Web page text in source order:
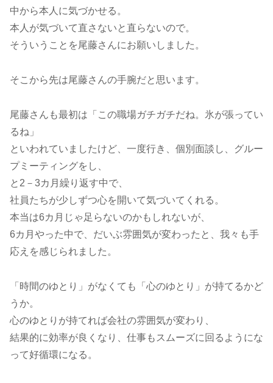
中から本人に気づかせる。
本人が気づいて直さないと直らないので。
そういうことを尾藤さんにお願いしました。
そこから先は尾藤さんの手腕だと思います。
尾藤さんも最初は「この職場ガチガチだね。氷が張ってい
るね」
といわれていましたけど、一度行き、個別面談し、グルー
プミーティングをし、
と2－3カ月繰り返す中で、
社員たちが少しずつ心を開いて気づいてくれる。
本当は6カ月じゃ足らないのかもしれないが、
6カ月やった中で、だいぶ雰囲気が変わったと、我々も手
応えを感じられました。
「時間のゆとり」がなくても「心のゆとり」が持てるかど
うか。
心のゆとりが持てれば会社の雰囲気が変わり、
結果的に効率が良くなり、仕事もスムーズに回るようにな
って好循環になる。